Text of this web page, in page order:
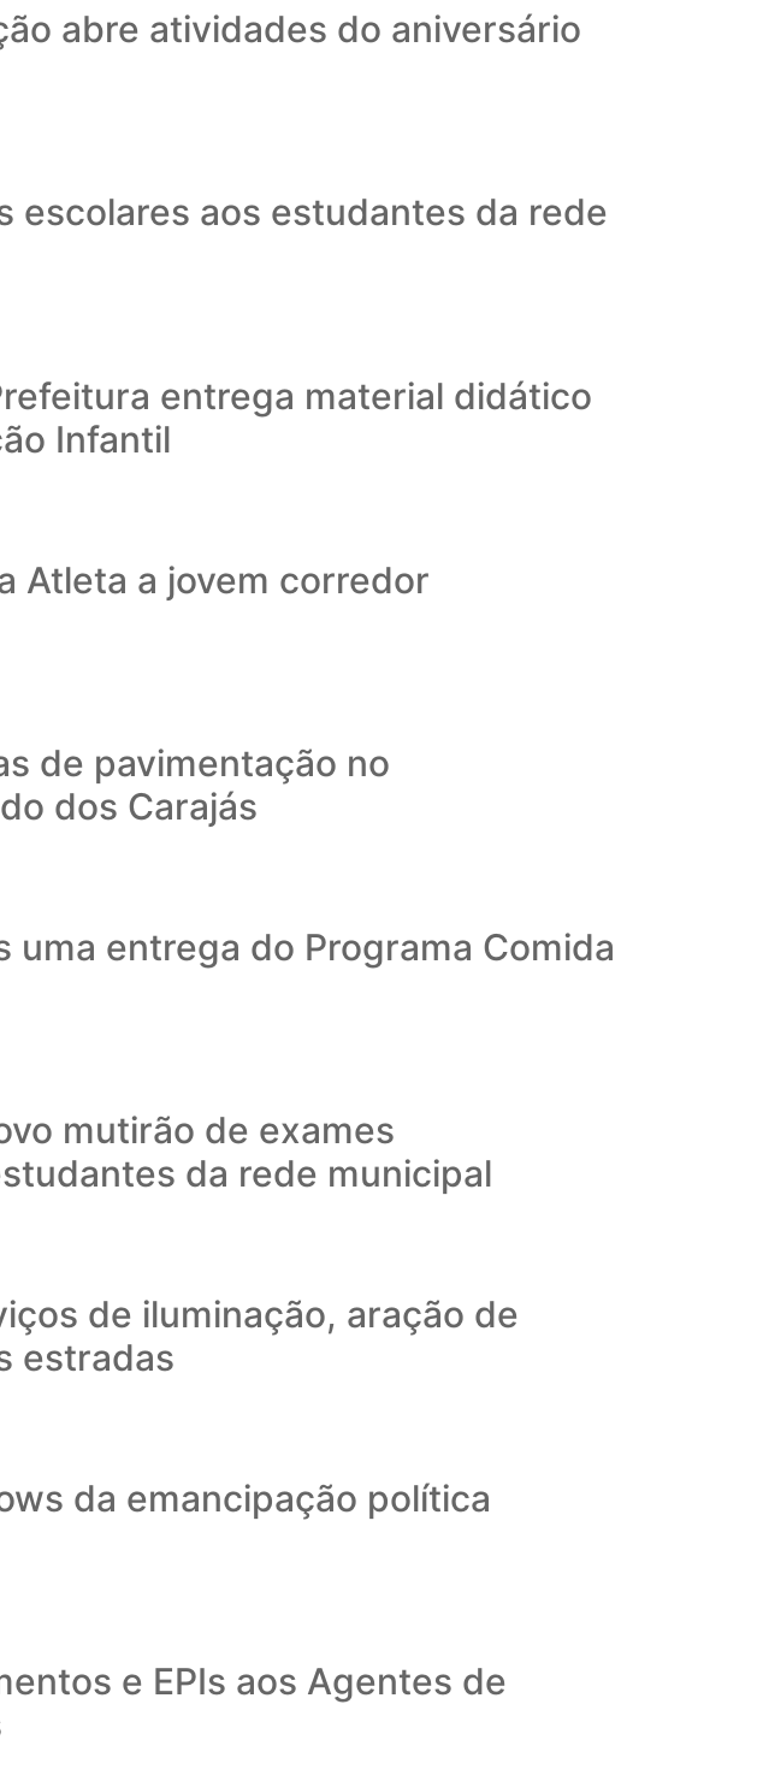
abre atividades do aniversário
escolares aos estudantes da rede
entrega material didático
Infantil
Atleta a jovem corredor
de pavimentação no
dos Carajás
uma entrega do Programa Comida
mutirão de exames
da rede municipal
de iluminação, aração de
estradas
da emancipação política
e EPIs aos Agentes de